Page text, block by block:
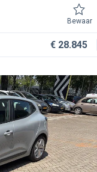
Bewaar
€ 28.845